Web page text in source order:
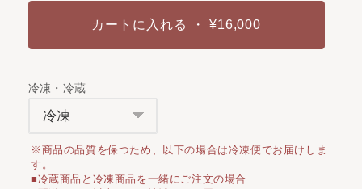
カートに入れる ・ ¥16,000
冷凍・冷蔵
※商品の品質を保つため、以下の場合は冷凍便でお届けしま
す。
■冷蔵商品と冷凍商品を一緒にご注文の場合